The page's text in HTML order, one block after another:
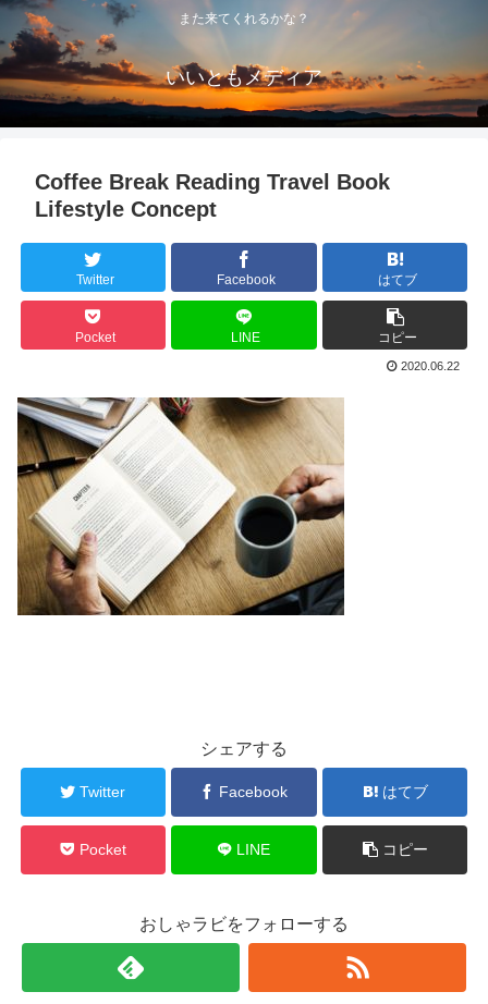
また来てくれるかな？
いいともメディア
Coffee Break Reading Travel Book
Lifestyle Concept
Twitter Facebook はてブ
Pocket LINE コピー
2020.06.22
シェアする
Twitter Facebook はてブ
Pocket LINE コピー
おしゃラビをフォローする